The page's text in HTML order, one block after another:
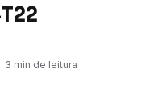
3 min de leitura